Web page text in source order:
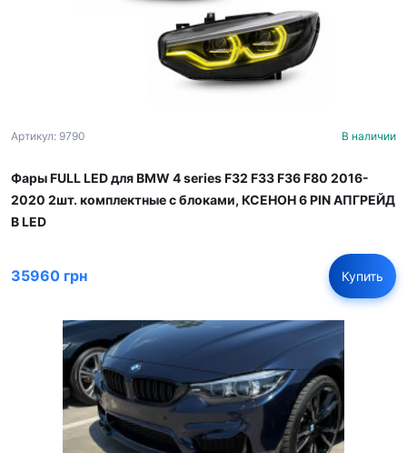
Артикул: 9790 В наличии
Фары FULL LED для BMW 4 series F32 F33 F36 F80 2016-
2020 2шт. комплектные с блоками, КСЕНОН 6 PIN АПГРЕЙД
В LED
35960 грн Купить